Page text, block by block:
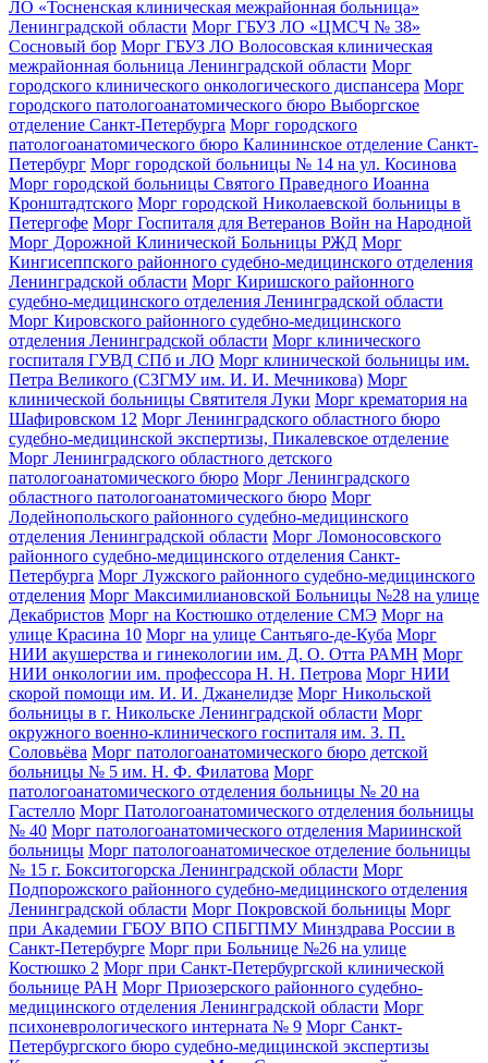
ЛО «Тосненская клиническая межрайонная больница»
Ленинградской области Морг ГБУЗ ЛО «ЦМСЧ № 38»
Сосновый бор Морг ГБУЗ ЛО Волосовская клиническая
межрайонная больница Ленинградской области Морг
городского клинического онкологического диспансера Морг
городского патологоанатомического бюро Выборгское
отделение Санкт-Петербурга Морг городского
патологоанатомического бюро Калининское отделение Санкт-
Петербург Морг городской больницы № 14 на ул. Косинова
Морг городской больницы Святого Праведного Иоанна
Кронштадтского Морг городской Николаевской больницы в
Петергофе Морг Госпиталя для Ветеранов Войн на Народной
Морг Дорожной Клинической Больницы РЖД Морг
Кингисеппского районного судебно-медицинского отделения
Ленинградской области Морг Киришского районного
судебно-медицинского отделения Ленинградской области
Морг Кировского районного судебно-медицинского
отделения Ленинградской области Морг клинического
госпиталя ГУВД СПб и ЛО Морг клинической больницы им.
Петра Великого (СЗГМУ им. И. И. Мечникова) Морг
клинической больницы Святителя Луки Морг крематория на
Шафировском 12 Морг Ленинградского областного бюро
судебно-медицинской экспертизы, Пикалевское отделение
Морг Ленинградского областного детского
патологоанатомического бюро Морг Ленинградского
областного патологоанатомического бюро Морг
Лодейнопольского районного судебно-медицинского
отделения Ленинградской области Морг Ломоносовского
районного судебно-медицинского отделения Санкт-
Петербурга Морг Лужского районного судебно-медицинского
отделения Морг Максимилиановской Больницы №28 на улице
Декабристов Морг на Костюшко отделение СМЭ Морг на
улице Красина 10 Морг на улице Сантьяго-де-Куба Морг
НИИ акушерства и гинекологии им. Д. О. Отта РАМН Морг
НИИ онкологии им. профессора Н. Н. Петрова Морг НИИ
скорой помощи им. И. И. Джанелидзе Морг Никольской
больницы в г. Никольске Ленинградской области Морг
окружного военно-клинического госпиталя им. З. П.
Соловьёва Морг патологоанатомического бюро детской
больницы № 5 им. Н. Ф. Филатова Морг
патологоанатомического отделения больницы № 20 на
Гастелло Морг Патологоанатомического отделения больницы
№ 40 Морг патологоанатомического отделения Мариинской
больницы Морг патологоанатомическое отделение больницы
№ 15 г. Бокситогорска Ленинградской области Морг
Подпорожского районного судебно-медицинского отделения
Ленинградской области Морг Покровской больницы Морг
при Академии ГБОУ ВПО СПБГПМУ Минздрава России в
Санкт-Петербурге Морг при Больнице №26 на улице
Костюшко 2 Морг при Санкт-Петербургской клинической
больнице РАН Морг Приозерского районного судебно-
медицинского отделения Ленинградской области Морг
психоневрологического интерната № 9 Морг Санкт-
Петербургского бюро судебно-медицинской экспертизы